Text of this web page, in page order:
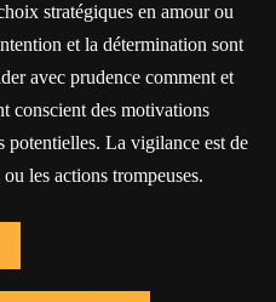
stratégiques en amour ou
et la détermination sont
avec prudence comment et
conscient des motivations
potentielles. La vigilance est de
les actions trompeuses.